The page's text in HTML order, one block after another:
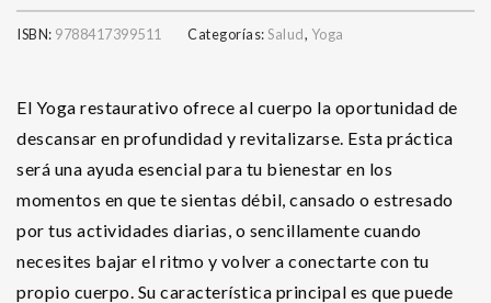
ISBN: 9788417399511 Categorías:Salud, Yoga
El Yoga restaurativo ofrece al cuerpo la oportunidad de
descansar en profundidad y revitalizarse. Esta práctica
será una ayuda esencial para tu bienestar en los
momentos en que te sientas débil, cansado o estresado
por tus actividades diarias, o sencillamente cuando
necesites bajar el ritmo y volver a conectarte con tu
propio cuerpo. Su característica principal es que puede